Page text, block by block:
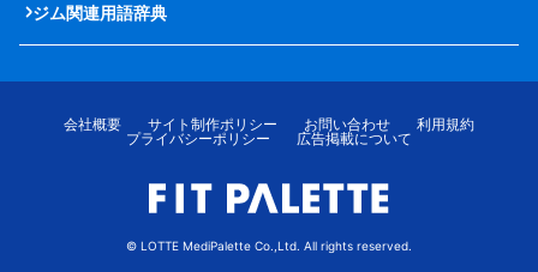
ジム関連用語辞典
会社概要 サイト制作ポリシー お問い合わせ
利用規約
プライバシーポリシー
広告掲載について
© LOTTE MediPalette Co.,Ltd. All rights reserved.